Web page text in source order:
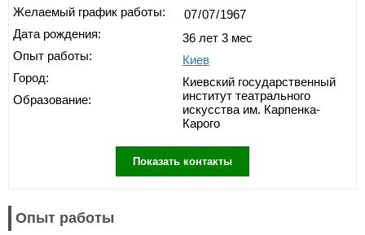
Желаемый график работы:
Дата рождения:
Опыт работы:
Город:
Образование:
36 лет 3 мес
Киев
Киевский государственный
институт театрального
искусства им. Карпенка-
Карого
Показать контакты
Опыт работы